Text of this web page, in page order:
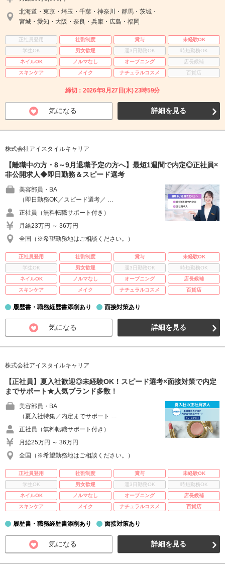
北海道・東京・埼玉・千葉・神奈川・群馬・茨城・
宮城・愛知・大阪・奈良・兵庫・広島・福岡
正社員登用 社割制度 賞与
未経験OK
学生OK
男女歓迎 週3日勤務OK
時短勤務OK
ネイルOK
ノルマなし オープニング
店長候補
スキンケア
メイク ナチュラルコスメ 百貨店
締切：2026年8月27日(木) 23時59分
気になる 詳細を見る
株式会社アイスタイルキャリア
【離職中の方・8～9月退職予定の方へ】最短1週間で内定◎正社員×
非公開求人◆即日勤務＆スピード選考
美容部員・BA
（即日勤務OK／スピード選考／ …
正社員（無料転職サポート付き）
月給23万円 ～ 36万円
全国（※希望勤務地はご相談ください。）
正社員登用 社割制度 賞与
未経験OK
学生OK
男女歓迎 週3日勤務OK
時短勤務OK
ネイルOK
ノルマなし オープニング
店長候補
スキンケア
メイク ナチュラルコスメ 百貨店
履歴書・職務経歴書添削あり 面接対策あり
気になる 詳細を見る
株式会社アイスタイルキャリア
【正社員】夏入社歓迎◎未経験OK！スピード選考×面接対策で内定
までサポート★人気ブランド多数！
美容部員・BA
（夏入社特集／内定までサポート …
正社員（無料転職サポート付き）
月給25万円 ～ 36万円
全国（※希望勤務地はご相談ください。）
正社員登用 社割制度 賞与
未経験OK
学生OK
男女歓迎 週3日勤務OK
時短勤務OK
ネイルOK
ノルマなし オープニング
店長候補
スキンケア
メイク ナチュラルコスメ 百貨店
履歴書・職務経歴書添削あり 面接対策あり
気になる 詳細を見る